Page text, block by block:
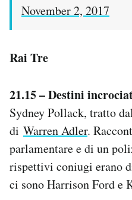
November 2, 2017
Rai Tre
21.15 – Destini
Sydney Pollack, tratto
di Warren Adler.
parlamentare e di un
rispettivi coniugi erano
ci sono Harrison Ford e